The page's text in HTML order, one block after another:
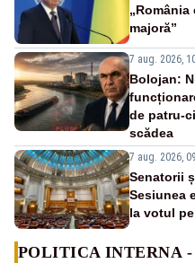
majoră”
7 aug. 2026,
Bolojan:
de patru-
scădea
7 aug. 2026,
Senatorii
Sesiunea
la votul
POLITICA INTERNA